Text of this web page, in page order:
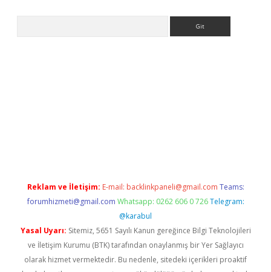
Reklam ve İletişim: E-mail: backlinkpaneli@gmail.com Teams:
forumhizmeti@gmail.com Whatsapp: 0262 606 0 726 Telegram:
@karabul
Yasal Uyarı: Sitemiz, 5651 Sayılı Kanun gereğince Bilgi Teknolojileri
ve İletişim Kurumu (BTK) tarafından onaylanmış bir Yer Sağlayıcı
olarak hizmet vermektedir. Bu nedenle, sitedeki içerikleri proaktif